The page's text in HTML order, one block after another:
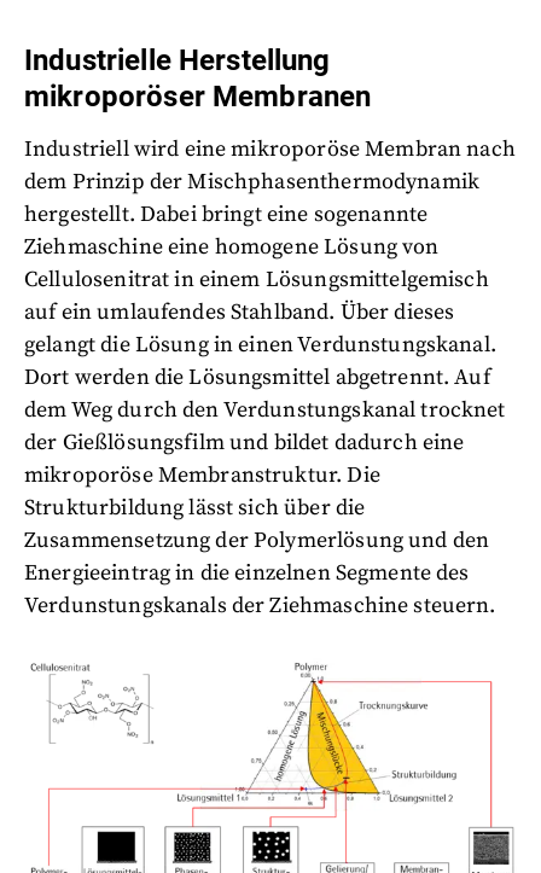
Industrielle Herstellung
mikroporöser Membranen
Industriell wird eine mikroporöse Membran nach
dem Prinzip der Mischphasenthermodynamik
hergestellt. Dabei bringt eine sogenannte
Ziehmaschine eine homogene Lösung von
Cellulosenitrat in einem Lösungsmittelgemisch
auf ein umlaufendes Stahlband. Über dieses
gelangt die Lösung in einen Verdunstungskanal.
Dort werden die Lösungsmittel abgetrennt. Auf
dem Weg durch den Verdunstungskanal trocknet
der Gießlösungsfilm und bildet dadurch eine
mikroporöse Membranstruktur. Die
Strukturbildung lässt sich über die
Zusammensetzung der Polymerlösung und den
Energieeintrag in die einzelnen Segmente des
Verdunstungskanals der Ziehmaschine steuern.